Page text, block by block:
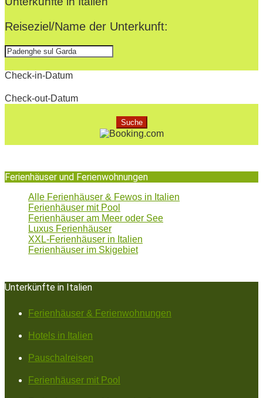
11
Reiseziel/Name der Unterkunft:
Check-in-Datum
Check-out-Datum
Ferienhäuser und Ferienwohnungen
Alle Ferienhäuser & Fewos in Italien
Ferienhäuser mit Pool
Ferienhäuser am Meer oder See
Luxus Ferienhäuser
XXL-Ferienhäuser in Italien
Ferienhäuser im Skigebiet
Unterkünfte in Italien
Ferienhäuser & Ferienwohnungen
Hotels in Italien
Pauschalreisen
Ferienhäuser mit Pool